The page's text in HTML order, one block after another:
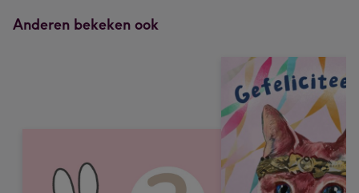
mm
Anderen bekeken ook